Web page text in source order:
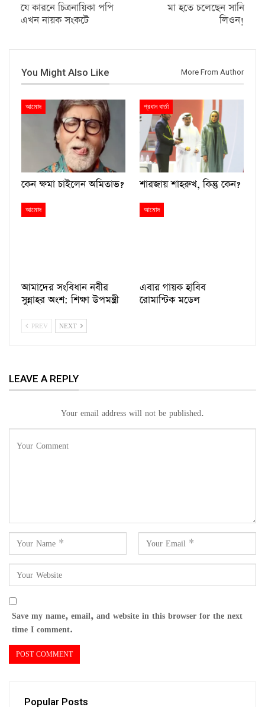
যে কারনে চিত্রনায়িকা পপি
এখন নায়ক সংকটে
মা হতে চলেছেন সানি
লিওন!
You Might Also Like More From Author
আমোদ
কেন ক্ষমা চাইলেন অমিতাভ?
প্রধান বার্তা
শারজায় শাহরুখ, কিন্তু কেন?
আমোদ
আমাদের সংবিধান নবীর
সুন্নাহর অংশ: শিক্ষা উপমন্ত্রী
আমোদ
এবার গায়ক হাবিব
রোমান্টিক মডেল
PREV NEXT
LEAVE A REPLY
Your email address will not be published.
Save my name, email, and website in this browser for the next
time I comment.
Popular Posts